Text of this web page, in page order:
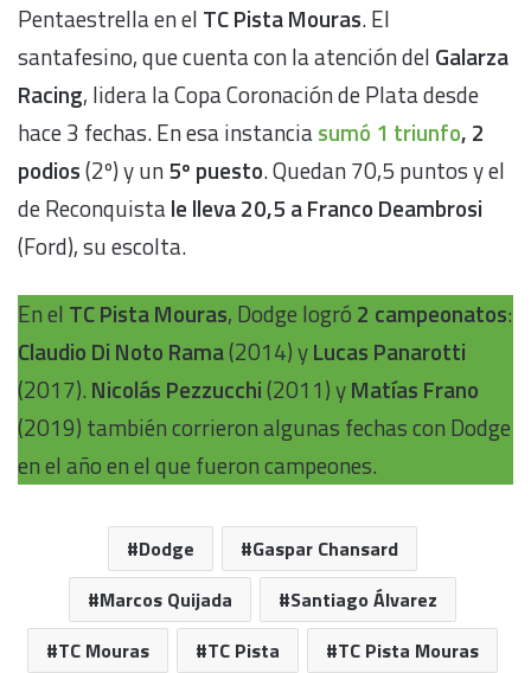
Pentaestrella en el TC Pista Mouras. El
santafesino, que cuenta con la atención del Galarza
Racing, lidera la Copa Coronación de Plata desde
hace 3 fechas. En esa instanciasumó 1 triunfo, 2
podios(2º) y un5º puesto. Quedan 70,5 puntos y el
de Reconquistale lleva 20,5 a Franco Deambrosi
(Ford), su escolta.
En el TC Pista Mouras, Dodge logró 2 campeonatos:
Claudio Di Noto Rama(2014) yLucas Panarotti
(2017). Nicolás Pezzucchi(2011) yMatías Frano
(2019) también corrieron algunas fechas con Dodge
en el año en el que fueron campeones.
Dodge
Gaspar Chansard
Marcos Quijada
Santiago Álvarez
TC Mouras
TC Pista TC Pista Mouras